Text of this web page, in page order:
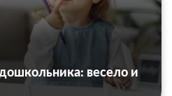
весело и